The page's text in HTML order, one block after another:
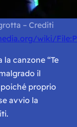
– Crediti
wiki/
la canzone “Te
il
poiché proprio
avvio la